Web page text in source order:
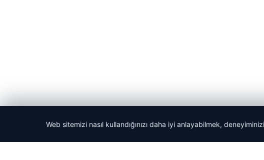
Web sitemizi nasıl kullandığınızı daha iyi anlayabilmek,